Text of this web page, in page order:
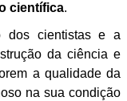
científica.
dos cientistas e a
da ciência e
a qualidade da
na sua condição